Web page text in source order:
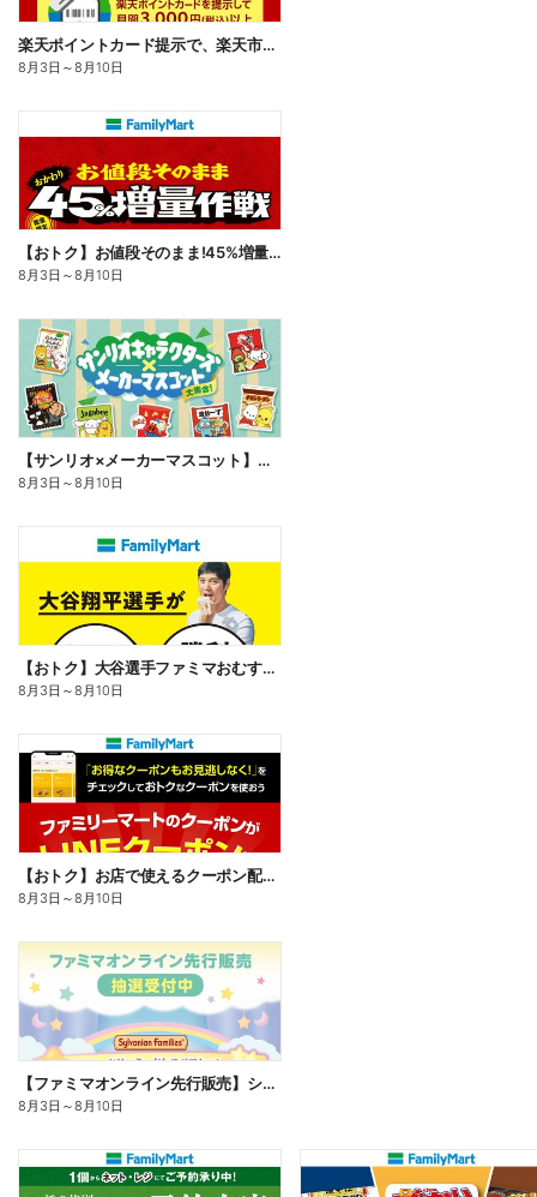
楽天ポイントカード提示で、楽天市場でのお買い物がおトクに!
8月3日 ～8月10日
【おトク】お値段そのまま!45%増量作戦!
8月3日 ～8月10日
【サンリオ×メーカーマスコット】オリジナルグッズ貰える!
8月3日 ～8月10日
【おトク】大谷選手ファミマおむすび割
8月3日 ～8月10日
【おトク】お店で使えるクーポン配信中
8月3日 ～8月10日
【ファミマオンライン先行販売】シルバニアファミリー
8月3日 ～8月10日